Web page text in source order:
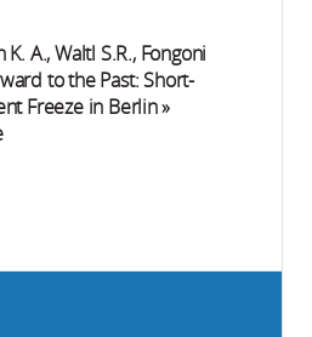
A., Waltl S.R., Fongoni
to the Past: Short-
Freeze in Berlin »